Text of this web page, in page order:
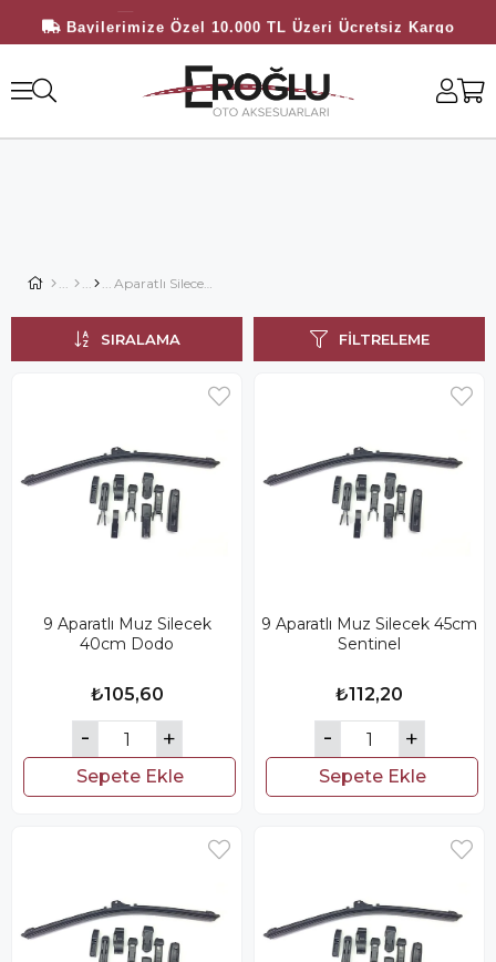
Bayilerimize Özel 10.000 TL Üzeri Ücretsiz Kargo
Aparatlı Silecekler
FILTRELEME
SIRALAMA
9 Aparatlı Muz Silecek
40cm Dodo
₺105,60
Sepete Ekle
9 Aparatlı Muz Silecek 45cm
Sentinel
₺112,20
Sepete Ekle